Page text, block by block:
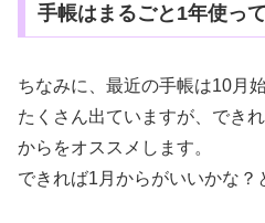
手帳はまるごと1年使っ
ちなみに、最近の手帳は10月
たくさん出ていますが、でき
からをオススメします。
できれば1月からがいいかな？